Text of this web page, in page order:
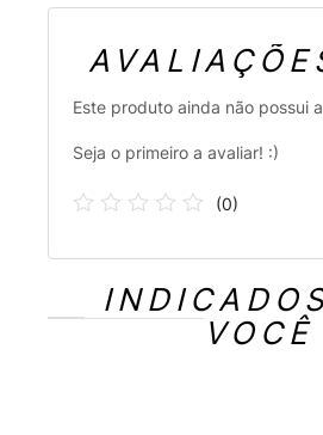
Este produto ainda não possui
Seja o primeiro a avaliar! :)
(0)
VOCÊ